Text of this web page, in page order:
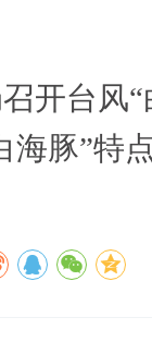
开台风
海豚”特